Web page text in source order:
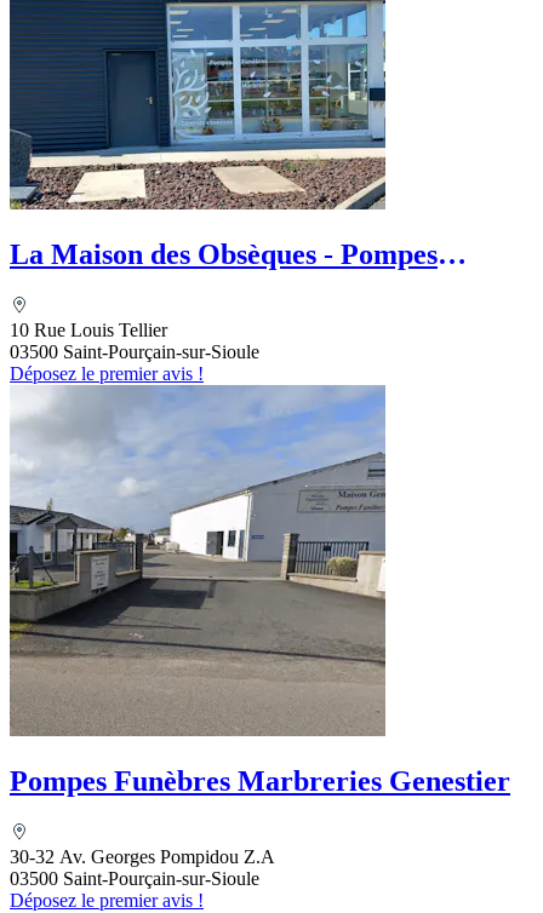
La Maison des Obsèques - Pompes
10 Rue Louis Tellier
03500 Saint-Pourçain-sur-Sioule
Déposez le premier avis !
Pompes Funèbres Marbreries Genestier
30-32 Av. Georges Pompidou Z.A
03500 Saint-Pourçain-sur-Sioule
Déposez le premier avis !